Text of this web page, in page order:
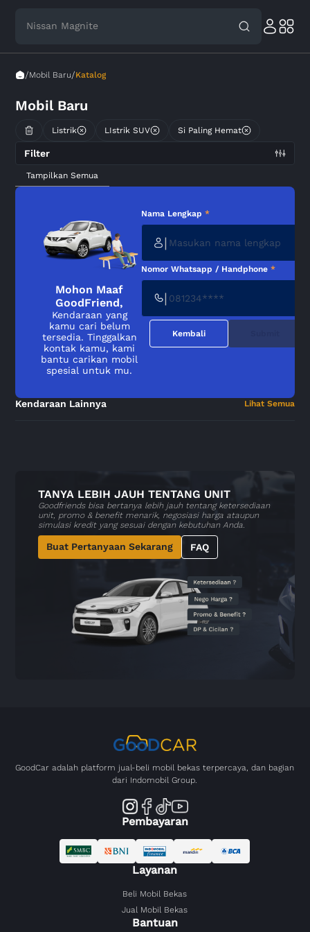
Nissan Magnite
/Mobil Baru/Katalog
Mobil Baru
Listrik LIstrik SUV Si Paling Hemat
Filter
Tampilkan Semua
Mohon Maaf
GoodFriend,
Kendaraan yang
kamu cari belum
tersedia. Tinggalkan
kontak kamu, kami
bantu carikan mobil
spesial untuk mu.
Nama Lengkap*
|
Nomor Whatsapp / Handphone*
|
Kembali
Kendaraan Lainnya Lihat Semua
TANYA LEBIH JAUH TENTANG UNIT
Goodfriends bisa bertanya lebih jauh tentang ketersediaan
unit, promo & benefit menarik, negosiasi harga ataupun
simulasi kredit yang sesuai dengan kebutuhan Anda.
Buat Pertanyaan Sekarang FAQ
GoodCar adalah platform jual-beli mobil bekas terpercaya, dan bagian
dari Indomobil Group.
Pembayaran
Layanan
Beli Mobil Bekas
Jual Mobil Bekas
Bantuan